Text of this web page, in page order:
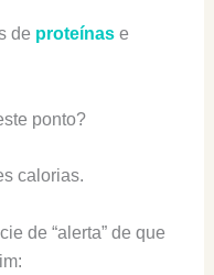
de proteínase
ponto?
calorias.
de “alerta” de que